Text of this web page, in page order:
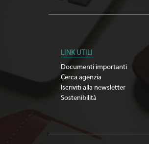
LINK UTILI
Documenti importanti
Cerca agenzia
Iscriviti alla newsletter
Sostenibilità